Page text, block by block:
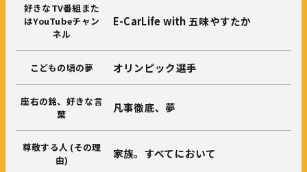
好きなTV番組また
はYouTubeチャン
ネル
E-CarLife with 五味やすたか
こどもの頃の夢 オリンピック選手
座右の銘、好きな言
葉
凡事徹底、夢
尊敬する人 (その理
由)
家族。すべてにおいて